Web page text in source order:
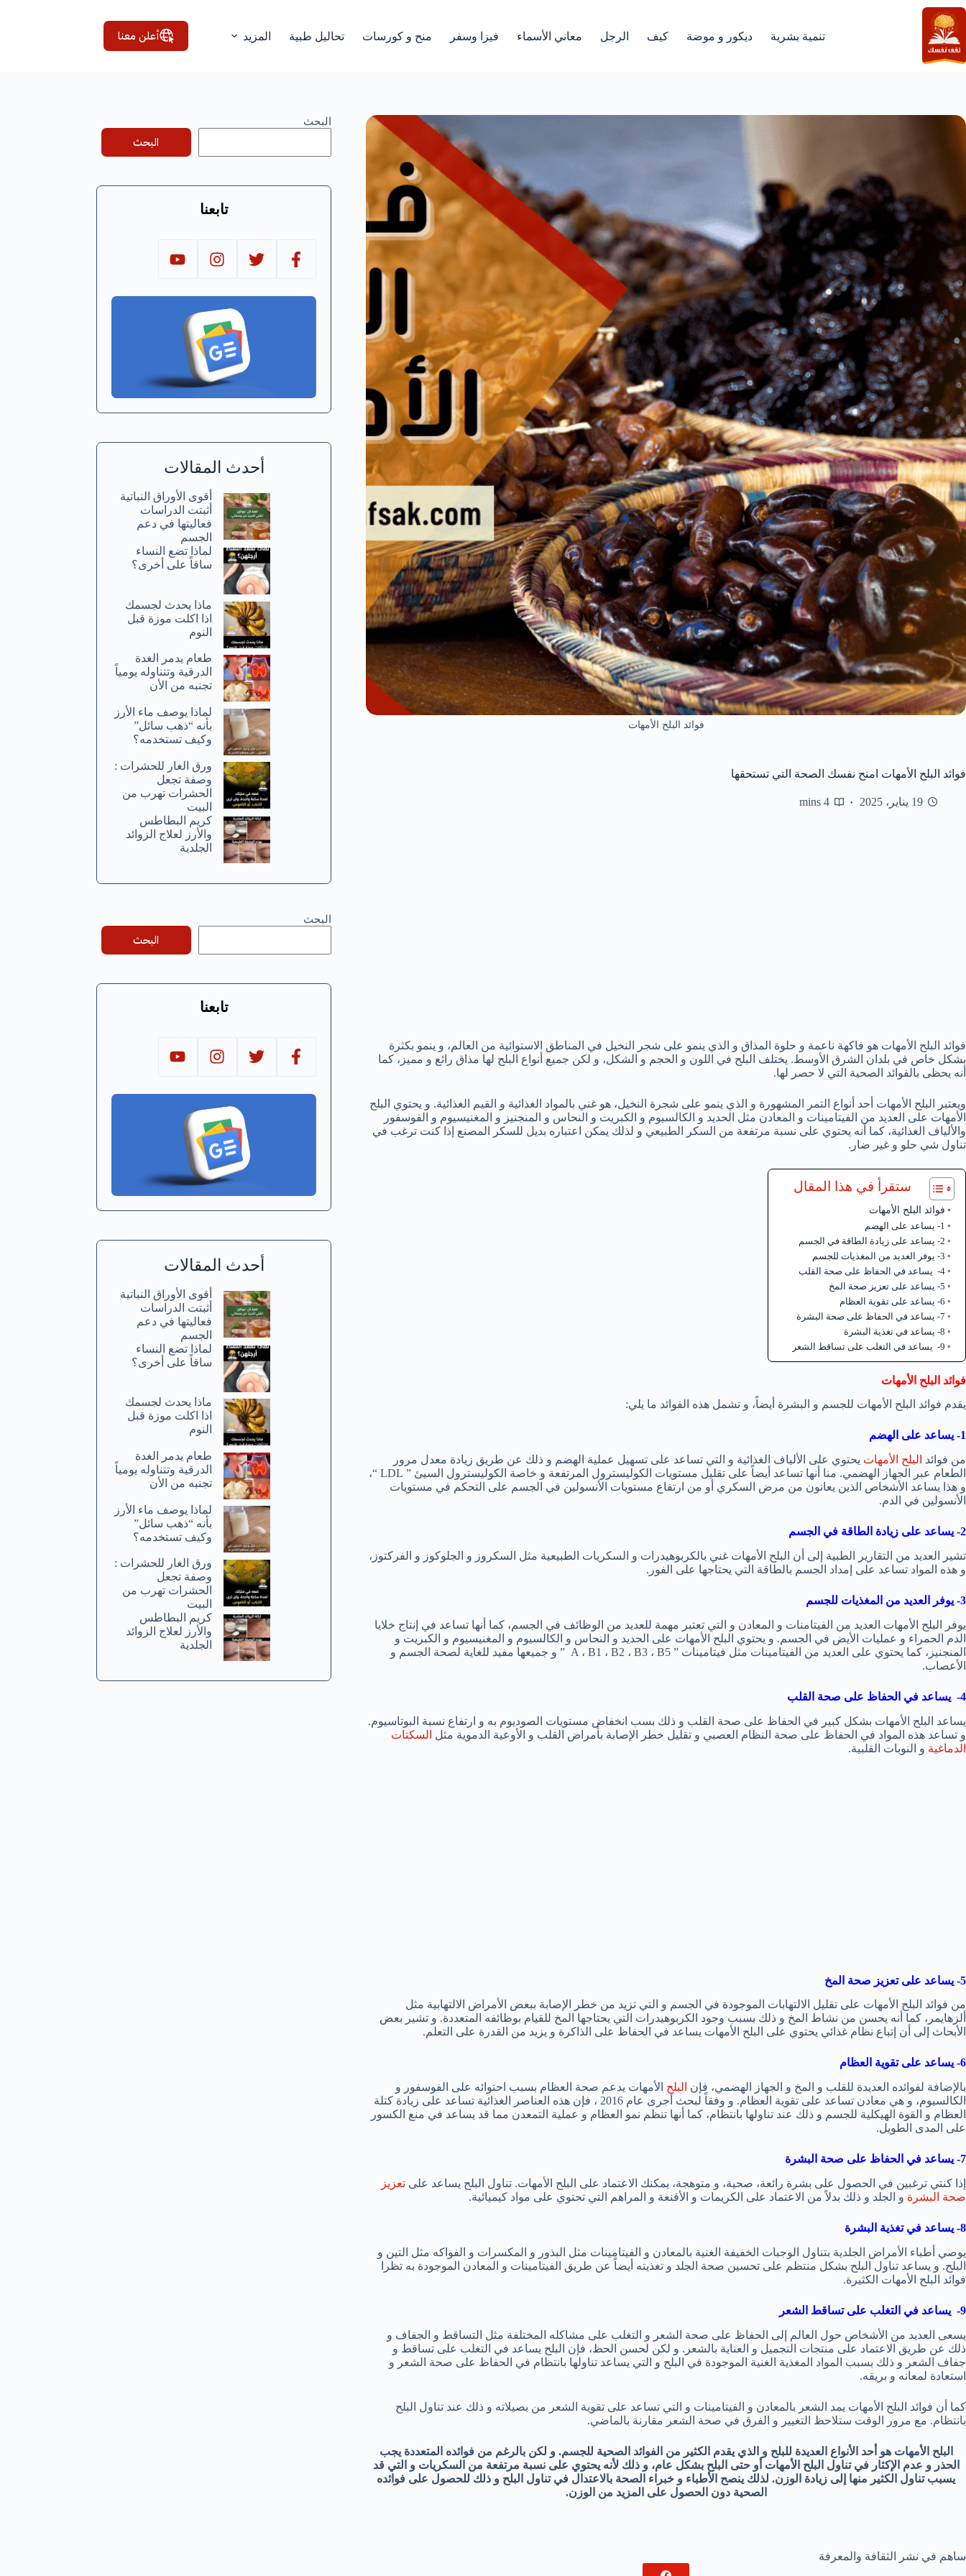
التجاوز
إلى
المحتوى
تنمية بشرية ديكور و موضة كيف الرجل معاني الأسماء فيزا وسفر منح و كورسات تحاليل طبية المزيد أعلن معنا
فوائد البلح الأمهات
فوائد البلح الأمهات امنح نفسك الصحة التي تستحقها
19 يناير، 2025 4 mins
فوائد البلح الأمهات هو فاكهة ناعمة و حلوة المذاق و الذي ينمو على شجر النخيل في المناطق الاستوائية من العالم، و ينمو بكثرة
بشكل خاص في بلدان الشرق الأوسط. يختلف البلح في اللون و الحجم و الشكل، و لكن جميع أنواع البلح لها مذاق رائع و مميز، كما
أنه يحظى بالفوائد الصحية التي لا حصر لها.
ويعتبر البلح الأمهات أحد أنواع التمر المشهورة و الذي ينمو على شجرة النخيل، هو غني بالمواد الغذائية و القيم الغذائية. و يحتوي البلح
الأمهات على العديد من الفيتامينات و المعادن مثل الحديد و الكالسيوم و الكبريت و النحاس و المنجنيز و المغنيسيوم و الفوسفور
والألياف الغذائية، كما أنه يحتوي على نسبة مرتفعة من السكر الطبيعي و لذلك يمكن اعتباره بديل للسكر المصنع إذا كنت ترغب في
تناول شي حلو و غير ضار.
ستقرأ في هذا المقال
فوائد البلح الأمهات
1- يساعد على الهضم
2- يساعد على زيادة الطاقة في الجسم
3- يوفر العديد من المغذيات للجسم
4- يساعد في الحفاظ على صحة القلب
5- يساعد على تعزيز صحة المخ
6- يساعد على تقوية العظام
7- يساعد في الحفاظ على صحة البشرة
8- يساعد في تغذية البشرة
9- يساعد في التغلب على تساقط الشعر
فوائد البلح الأمهات
يقدم فوائد البلح الأمهات للجسم و البشرة أيضاً، و تشمل هذه الفوائد ما يلي:
1- يساعد على الهضم
من فوائد البلح الأمهات يحتوي على الألياف الغذائية و التي تساعد على تسهيل عملية الهضم و ذلك عن طريق زيادة معدل مرور
الطعام عبر الجهاز الهضمي. منا أنها تساعد أيضاً على تقليل مستويات الكوليسترول المرتفعة و خاصة الكوليسترول السيئ ” LDL “،
و هذا يساعد الأشخاص الذين يعانون من مرض السكري أو من ارتفاع مستويات الأنسولين في الجسم على التحكم في مستويات
الأنسولين في الدم.
2- يساعد على زيادة الطاقة في الجسم
تشير العديد من التقارير الطبية إلى أن البلح الأمهات غني بالكربوهيدرات و السكريات الطبيعية مثل السكروز و الجلوكوز و الفركتوز،
و هذه المواد تساعد على إمداد الجسم بالطاقة التي يحتاجها على الفور.
3- يوفر العديد من المغذيات للجسم
يوفر البلح الأمهات العديد من الفيتامنات و المعادن و التي تعتبر مهمة للعديد من الوظائف في الجسم، كما أنها تساعد في إنتاج خلايا
الدم الحمراء و عمليات الأيض في الجسم. و يحتوي البلح الأمهات على الحديد و النحاس و الكالسيوم و المغنيسيوم و الكبريت و
المنجنيز، كما يحتوي على العديد من الفيتامينات مثل فيتامينات ” A ، B1 ، B2 ، B3 ، B5 ” و جميعها مفيد للغاية لصحة الجسم و
الأعصاب.
4- يساعد في الحفاظ على صحة القلب
يساعد البلح الأمهات بشكل كبير في الحفاظ على صحة القلب و ذلك بسب انخفاض مستويات الصوديوم به و ارتفاع نسبة البوتاسيوم.
و تساعد هذه المواد في الحفاظ على صحة النظام العصبي و تقليل خطر الإصابة بأمراض القلب و الأوعية الدموية مثل السكتات
الدماغية و النوبات القلبية.
5- يساعد على تعزيز صحة المخ
من فوائد البلح الأمهات على تقليل الالتهابات الموجودة في الجسم و التي تزيد من خطر الإصابة ببعض الأمراض الالتهابية مثل
ألزهايمر، كما أنه يحسن من نشاط المخ و ذلك بسبب وجود الكربوهيدرات التي يحتاجها المخ للقيام بوظائفه المتعددة. و تشير بعض
الأبحاث إلى أن إتباع نظام غذائي يحتوي على البلح الأمهات يساعد في الحفاظ على الذاكرة و يزيد من القدرة على التعلم.
6- يساعد على تقوية العظام
بالإضافة لفوائده العديدة للقلب و المخ و الجهاز الهضمي، فإن البلح الأمهات يدعم صحة العظام بسبب احتوائه على الفوسفور و
الكالسيوم، و هي معادن تساعد على تقوية العظام. و وفقاً لبحث أجرى عام 2016 ، فإن هذه العناصر الغذائية تساعد على زيادة كتلة
العظام و القوة الهيكلية للجسم و ذلك عند تناولها بانتظام، كما أنها تنظم نمو العظام و عملية التمعدن مما قد يساعد في منع الكسور
على المدى الطويل.
7- يساعد في الحفاظ على صحة البشرة
إذا كنتي ترغبين في الحصول على بشرة رائعة، صحية، و متوهجة، يمكنك الاعتماد على البلح الأمهات. تناول البلح يساعد على تعزيز
صحة البشرة و الجلد و ذلك بدلاً من الاعتماد على الكريمات و الأقنعة و المراهم التي تحتوي على مواد كيميائية.
8- يساعد في تغذية البشرة
يوصي أطباء الأمراض الجلدية بتناول الوجبات الخفيفة الغنية بالمعادن و الفيتامينات مثل البذور و المكسرات و الفواكه مثل التين و
البلح. و يساعد تناول البلح بشكل منتظم على تحسين صحة الجلد و تغذيته أيضاً عن طريق الفيتامينات و المعادن الموجودة به تظرا
فوائد البلح الأمهات الكثيرة.
9- يساعد في التغلب على تساقط الشعر
يسعى العديد من الأشخاص حول العالم إلى الحفاظ على صحة الشعر و التغلب على مشاكله المختلفة مثل التساقط و الجفاف و
ذلك عن طريق الاعتماد على منتجات التجميل و العناية بالشعر. و لكن لحسن الحظ، فإن البلح يساعد في التغلب على تساقط و
جفاف الشعر و ذلك بسبب المواد المغذية الغنية الموجودة في البلح و التي يساعد تناولها بانتظام في الحفاظ على صحة الشعر و
استعادة لمعانه و بريقه.
كما أن فوائد البلح الأمهات يمد الشعر بالمعادن و الفيتامينات و التي تساعد على تقوية الشعر من بصيلاته و ذلك عند تناول البلح
بانتظام. مع مرور الوقت ستلاحظ التغيير و الفرق في صحة الشعر مقارنة بالماضي.
البلح الأمهات هو أحد الأنواع العديدة للبلح و الذي يقدم الكثير من الفوائد الصحية للجسم. و لكن بالرغم من فوائده المتعددة يجب
الحذر و عدم الإكثار في تناول البلح الأمهات أو حتى البلح بشكل عام، و ذلك لأنه يحتوي على نسبة مرتفعة من السكريات و التي قد
يسبب تناول الكثير منها إلى زيادة الوزن. لذلك ينصح الأطباء و خبراء الصحة بالاعتدال في تناول البلح و ذلك للحصول على فوائده
الصحية دون الحصول على المزيد من الوزن.
ساهم في نشر الثقافة والمعرفة
البحث
البحث
تابعنا
أحدث المقالات
أقوى الأوراق النباتية
أثبتت الدراسات
فعاليتها في دعم
الجسم
لماذا تضع النساء
ساقاً على أخرى؟
ماذا يحدث لجسمك
اذا اكلت موزة قبل
النوم
طعام يدمر الغدة
الدرقية وتتناوله يومياً
تجنبه من الأن
لماذا يوصف ماء الأرز
بأنه “ذهب سائل”
وكيف تستخدمه؟
ورق الغار للحشرات :
وصفة تجعل
الحشرات تهرب من
البيت
كريم البطاطس
والأرز لعلاج الزوائد
الجلدية
البحث
البحث
تابعنا
أحدث المقالات
أقوى الأوراق النباتية
أثبتت الدراسات
فعاليتها في دعم
الجسم
لماذا تضع النساء
ساقاً على أخرى؟
ماذا يحدث لجسمك
اذا اكلت موزة قبل
النوم
طعام يدمر الغدة
الدرقية وتتناوله يومياً
تجنبه من الأن
لماذا يوصف ماء الأرز
بأنه “ذهب سائل”
وكيف تستخدمه؟
ورق الغار للحشرات :
وصفة تجعل
الحشرات تهرب من
البيت
كريم البطاطس
والأرز لعلاج الزوائد
الجلدية